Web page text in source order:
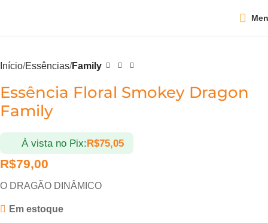
Início Essências Family
Essência Floral Smokey Dragon
Family
À vista no Pix:R$75,05
R$79,00
O DRAGÃO DINÂMICO
Em estoque